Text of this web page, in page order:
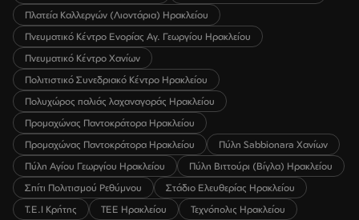
Πλατεία Καλλεργών (Λιοντάρια) Ηρακλείου
Πνευματικό Κέντρο Ενορίας Αγ. Γεωργίου Ηρακλείου
Πνευματικό Κέντρο Χανίων
Πολιτιστικό Συνεδριακό Κέντρο Ηρακλείου
Πολυχώρος παλιάς λαχαναγοράς Ηρακλείου
Προμαχώνας Παντοκράτορα Ηρακλείου
Προμαχώνας Παντοκράτορα Ηρακλείου
Πύλη Sabbionara Χανίων
Πύλη Αγίου Γεωργίου Ηρακλείου
Πύλη Βιττούρι (Βίγλα) Ηρακλείου
Σπίτι Πολιτισμού Ρεθύμνου
Στάδιο Ελευθερίας Ηρακλείου
Τ.Ε.Ι Κρήτης
ΤΕΕ Ηρακλείου Τεχνόπολις Ηρακλείου